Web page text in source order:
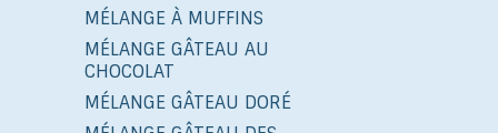
MÉLANGE À MUFFINS
MÉLANGE GÂTEAU AU
CHOCOLAT
MÉLANGE GÂTEAU DORÉ